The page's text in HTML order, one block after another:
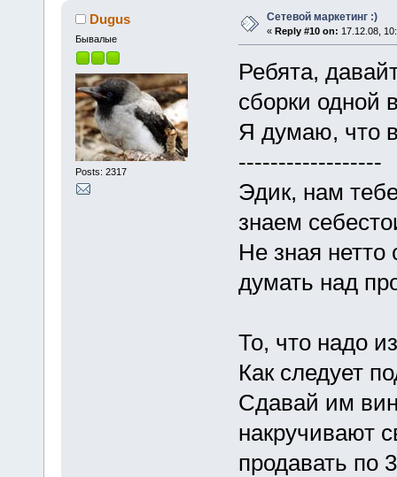
Dugus
Бывалые
Posts: 2317
Сетевой маркетинг :)
« Reply #10 on: 17.12.08,
Ребята,
сборки одной
Я думаю, что
------------------
Эдик, нам
знаем
Не зная нетто
думать над
То, что надо
Как следует
Сдавай им
накручивают
продавать по